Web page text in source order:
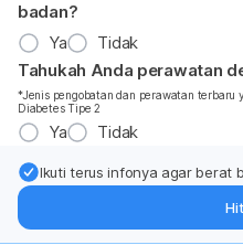
badan?
Ya
Tidak
Tahukah Anda perawatan
*Jenis pengobatan dan perawatan terbaru
Diabetes Tipe 2
Ya Tidak
Ikuti terus infonya agar berat